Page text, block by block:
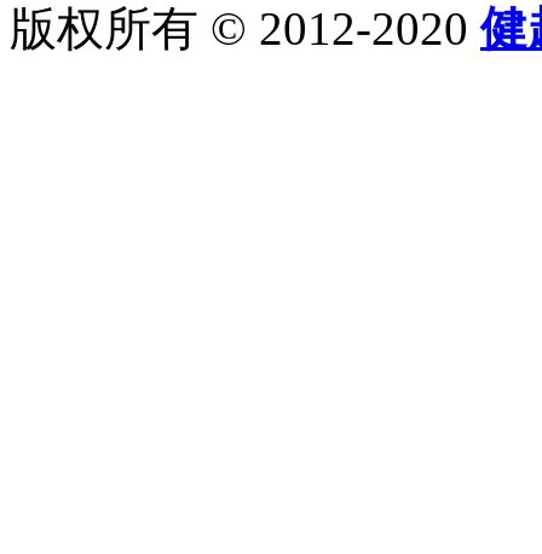
版权所有 © 2012-2020健